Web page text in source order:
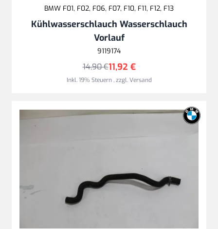
BMW F01, F02, F06, F07, F10, F11, F12, F13
Kühlwasserschlauch Wasserschlauch
Vorlauf
9119174
11,92 €
14,90 €
Inkl. 19% Steuern,zzgl.Versand